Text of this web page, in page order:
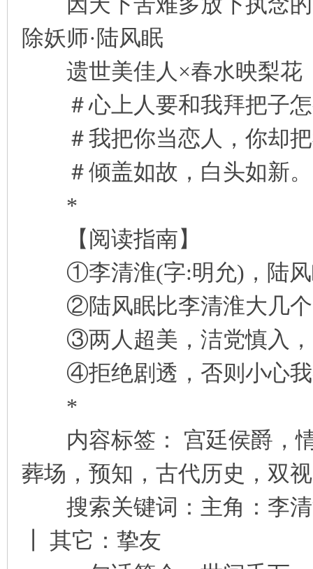
除妖师·陆风眠
遗世美佳人×春水映梨花
＃心上人要和我拜把子怎
＃我把你当恋人，你却把
＃倾盖如故，白头如新
*
【阅读指南】
①李清淮(字:明允)，陆风
②陆风眠比李清淮大几个
③两人超美，洁党慎入，
④拒绝剧透，否则小心我
*
内容标签： 宫廷侯爵，情
葬场，预知，古代历史，双
搜索关键词：主角：李清
┃ 其它：挚友